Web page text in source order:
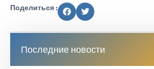
Поделиться :
Последние новости